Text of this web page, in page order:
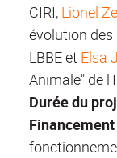
CIRI, Lionel
évolution
LBBE et Elsa
Animale" de
Durée du
Financement